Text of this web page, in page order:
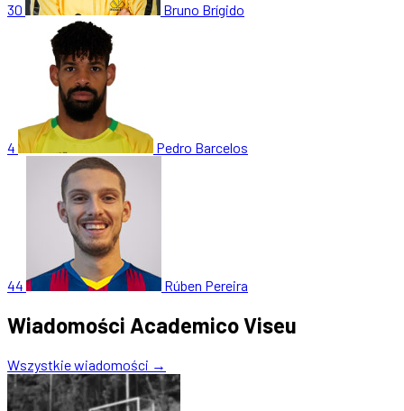
30 Bruno Brígido
4 Pedro Barcelos
44 Rúben Pereira
Wiadomości Academico Viseu
Wszystkie wiadomości →